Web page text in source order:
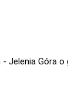
Jelenia Góra o